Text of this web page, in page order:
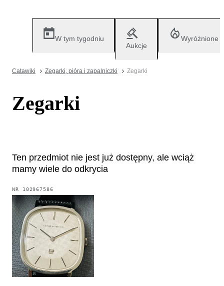
W tym tygodniu
Aukcje
Wyróżnione
Catawiki Zegarki, pióra i zapalniczki Zegarki
Zegarki
Ten przedmiot nie jest już dostępny, ale wciąż
mamy wiele do odkrycia
NR 102967586